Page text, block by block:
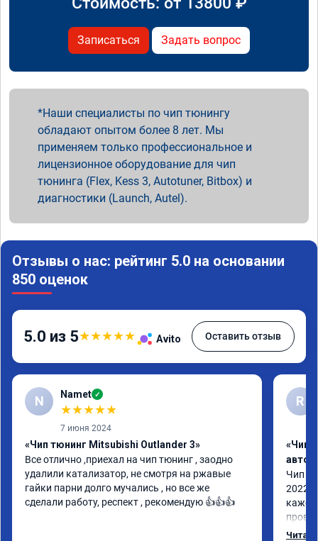
Записаться Задать вопрос
Наши специалисты по чип тюнингу
обладают опытом более 8 лет. Мы
применяем только профессиональное и
лицензионное оборудование для чип
тюнинга (Flex, Kess 3, Autotuner, Bitbox) и
диагностики (Launch, Autel).
Отзывы о нас: рейтинг 5.0 на основании
850 оценок
5.0 из 5★★★★★ Avito Оставить отзыв
N Namet ✓
★★★★★
7 июня 2024
«Чип тюнинг Mitsubishi Outlander 3»
Все отлично ,приехал на чип тюнинг , заодно
удалили катализатор, не смотря на ржавые
гайки парни долго мучались , но все же
сделали работу, респект , рекомендую 👍👍👍
R
«Чип
Чип
2022